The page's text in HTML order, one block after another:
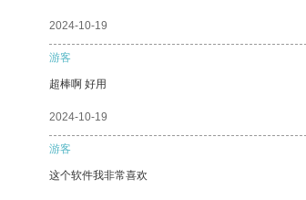
2024-10-19
游客
超棒啊 好用
2024-10-19
游客
这个软件我非常喜欢